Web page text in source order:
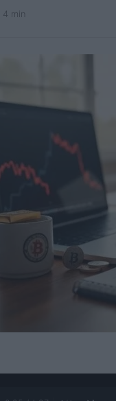
· 4 min